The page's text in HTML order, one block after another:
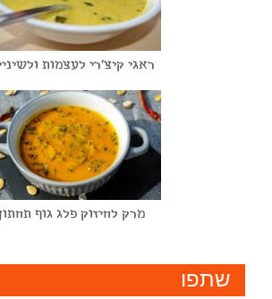
ראגי קיצ'רי לעצמות
מרק לחיזוק פלג גוף
שתפו